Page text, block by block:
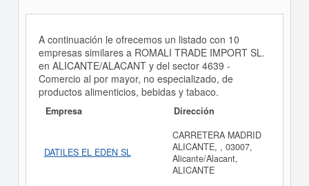
A continuación le ofrecemos un listado con 10
empresas similares a ROMALI TRADE IMPORT SL.
en ALICANTE/ALACANT y del sector 4639 -
Comercio al por mayor, no especializado, de
productos alimenticios, bebidas y tabaco.
Empresa Dirección
DATILES EL EDEN SL
CARRETERA MADRID
ALICANTE, , 03007,
Alicante/Alacant,
ALICANTE